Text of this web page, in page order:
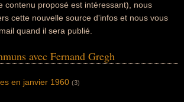
contenu proposé est intéressant), nous
cette nouvelle source d'infos et nous vous
quand il sera publié.
avec Fernand Gregh
en janvier 1960 (3)